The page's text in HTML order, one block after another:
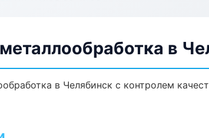
в
в Челябинск с контролем